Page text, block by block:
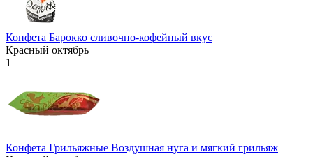
Конфета Барокко сливочно-кофейный вкус
Красный октябрь
1
Конфета Грильяжные Воздушная нуга и мягкий грильяж